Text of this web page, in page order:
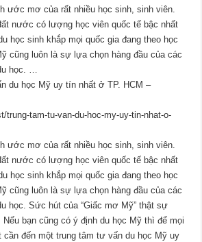
ước mơ của rất nhiều học sinh, sinh viên.
nước có lượng học viên quốc tế bậc nhất
học sinh khắp mọi quốc gia đang theo học
cũng luôn là sự lựa chọn hàng đầu của các
học. …
du học Mỹ uy tín nhất ở TP. HCM –
trung-tam-tu-van-du-hoc-my-uy-tin-nhat-o-
ước mơ của rất nhiều học sinh, sinh viên.
nước có lượng học viên quốc tế bậc nhất
học sinh khắp mọi quốc gia đang theo học
cũng luôn là sự lựa chọn hàng đầu của các
học. Sức hút của “Giấc mơ Mỹ” thật sự
bạn cũng có ý định du học Mỹ thì để mọi
đến một trung tâm tư vấn du học Mỹ uy